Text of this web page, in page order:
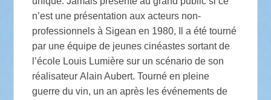
n’est une présentation aux acteurs non-
professionnels à Sigean en 1980, Il a été tourné
par une équipe de jeunes cinéastes sortant de
l’école Louis Lumière sur un scénario de son
réalisateur Alain Aubert. Tourné en pleine
guerre du vin, un an après les événements de